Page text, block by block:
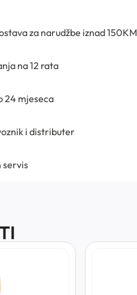
za narudžbe iznad 150KM
na 12 rata
24 mjeseca
i distributer
servis